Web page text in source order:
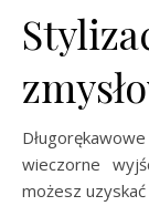
wieczorne
możesz